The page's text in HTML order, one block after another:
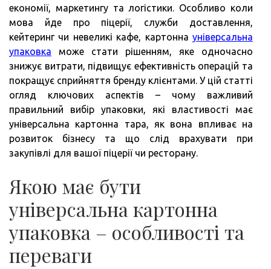
економії, маркетингу та логістики. Особливо коли
мова йде про піцерії, служби доставлення,
кейтеринг чи невеликі кафе, картонна універсальна
упаковка може стати рішенням, яке одночасно
знижує витрати, підвищує ефективність операцій та
покращує сприйняття бренду клієнтами. У цій статті
огляд ключових аспектів – чому важливий
правильний вибір упаковки, які властивості має
універсальна картонна тара, як вона впливає на
розвиток бізнесу та що слід врахувати при
закупівлі для вашої піцерії чи ресторану.
Якою має бути
універсальна картонна
упаковка – особливості та
переваги